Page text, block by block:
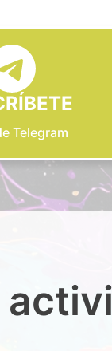
Telegram